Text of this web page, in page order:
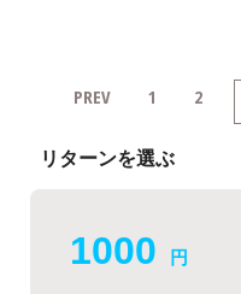
PREV 1 2
リターンを選ぶ
1000 円